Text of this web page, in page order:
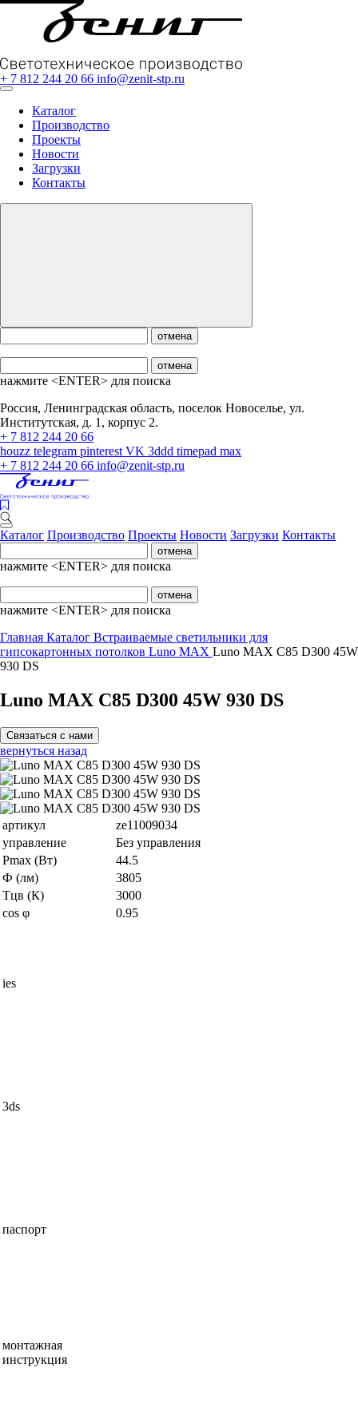
+ 7 812 244 20 66 info@zenit-stp.ru
Каталог
Производство
Проекты
Новости
Загрузки
Контакты
отмена
отмена
нажмите <ENTER> для поиска
Россия, Ленинградская область, поселок Новоселье, ул.
Институтская, д. 1, корпус 2.
+ 7 812 244 20 66
houzz telegram pinterest VK 3ddd timepad max
+ 7 812 244 20 66 info@zenit-stp.ru
Каталог Производство Проекты Новости Загрузки Контакты
отмена
нажмите <ENTER> для поиска
отмена
нажмите <ENTER> для поиска
Главная Каталог Встраиваемые светильники для
гипсокартонных потолков Luno MAX Luno MAX C85 D300 45W
930 DS
Luno MAX C85 D300 45W 930 DS
Связаться с нами
вернуться назад
артикул
ze11009034
управление
Без управления
Pmax (Вт)
44.5
Ф (лм)
3805
Тцв (К)
3000
cos φ
0.95
ies
3ds
паспорт
монтажная
инструкция